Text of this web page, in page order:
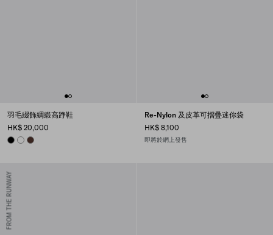
羽毛綴飾綢緞高踭鞋
HK$ 20,000
BLACKWHITECOFFEE
Re-Nylon 及皮革可摺疊迷你袋
HK$ 8,100
即將於網上發售
FROM THE RUNWAY